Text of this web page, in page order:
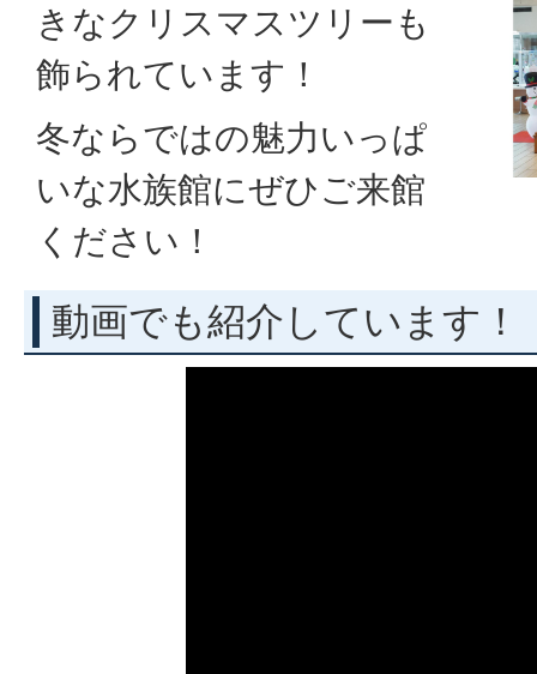
きなクリスマスツリーも
飾られています！
冬ならではの魅力いっぱ
いな水族館にぜひご来館
ください！
動画でも紹介しています！